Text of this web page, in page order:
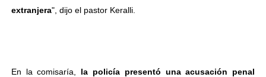
extranjera", dijo el pastor Keralli.
En la comisaría, la policía presentó una acusación penal